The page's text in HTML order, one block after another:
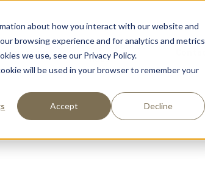
about how you interact with our website and
browsing experience and for analytics and metrics
we use, see our Privacy Policy.
will be used in your browser to remember your
Accept Decline
À propos de
nous